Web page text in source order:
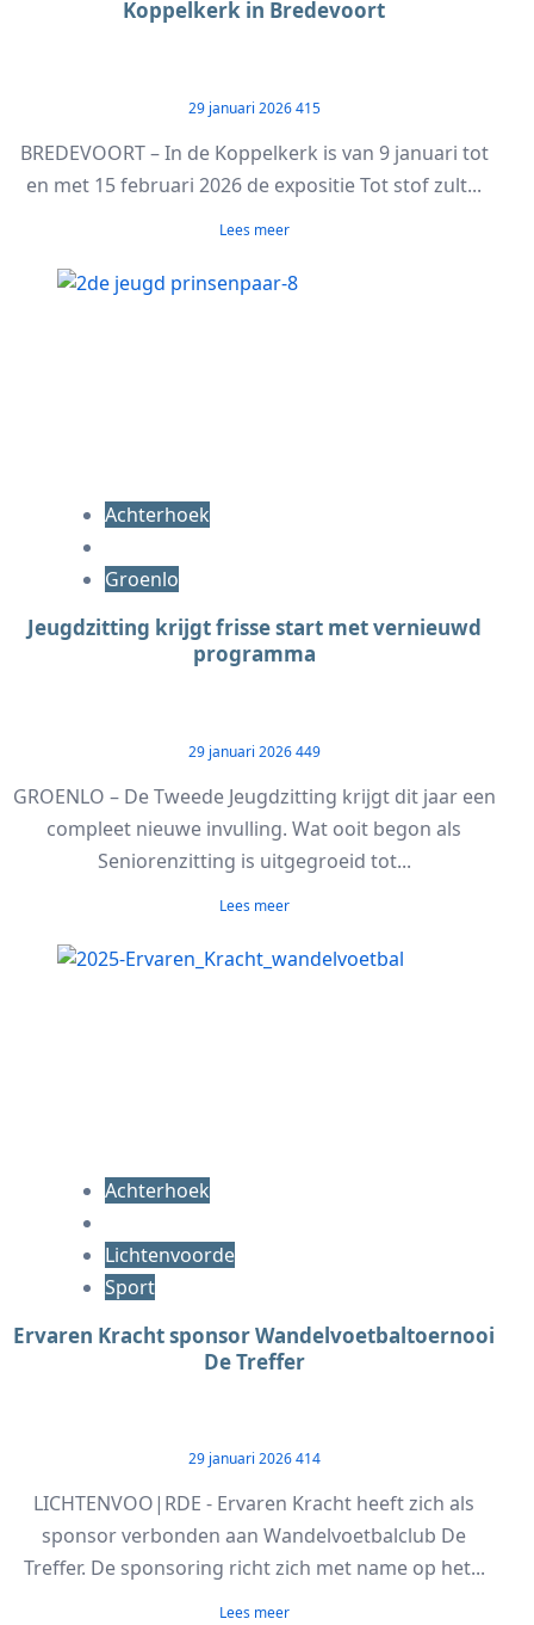
Koppelkerk in Bredevoort
29 januari 2026415
BREDEVOORT – In de Koppelkerk is van 9 januari tot
en met 15 februari 2026 de expositie Tot stof zult...
Lees meer
Achterhoek
Groenlo
Jeugdzitting krijgt frisse start met vernieuwd
programma
29 januari 2026449
GROENLO – De Tweede Jeugdzitting krijgt dit jaar een
compleet nieuwe invulling. Wat ooit begon als
Seniorenzitting is uitgegroeid tot...
Lees meer
Achterhoek
Lichtenvoorde
Sport
Ervaren Kracht sponsor Wandelvoetbaltoernooi
De Treffer
29 januari 2026414
LICHTENVOO|RDE - Ervaren Kracht heeft zich als
sponsor verbonden aan Wandelvoetbalclub De
Treffer. De sponsoring richt zich met name op het...
Lees meer